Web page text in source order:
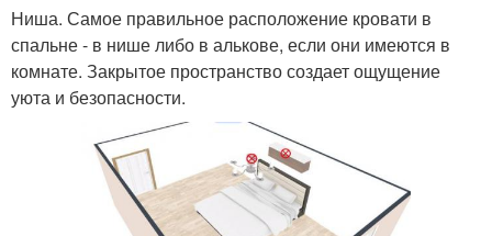
Ниша. Самое правильное расположение кровати в
спальне - в нише либо в алькове, если они имеются в
комнате. Закрытое пространство создает ощущение
уюта и безопасности.